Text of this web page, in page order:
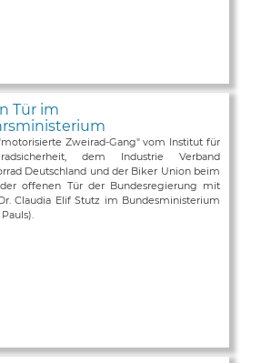
Tür im
Zweirad-Gang" vom Institut für
dem Industrie Verband
Deutschland und der Biker Union beim
offenen Tür der Bundesregierung mit
Claudia Elif Stutz im Bundesministerium